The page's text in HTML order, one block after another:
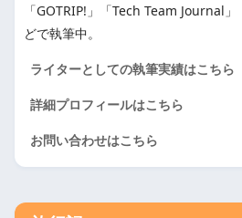
「GOTRIP!」「Tech Team Journal
どで執筆中。
ライターとしての執筆実績はこちら
詳細プロフィールはこちら
お問い合わせはこちら